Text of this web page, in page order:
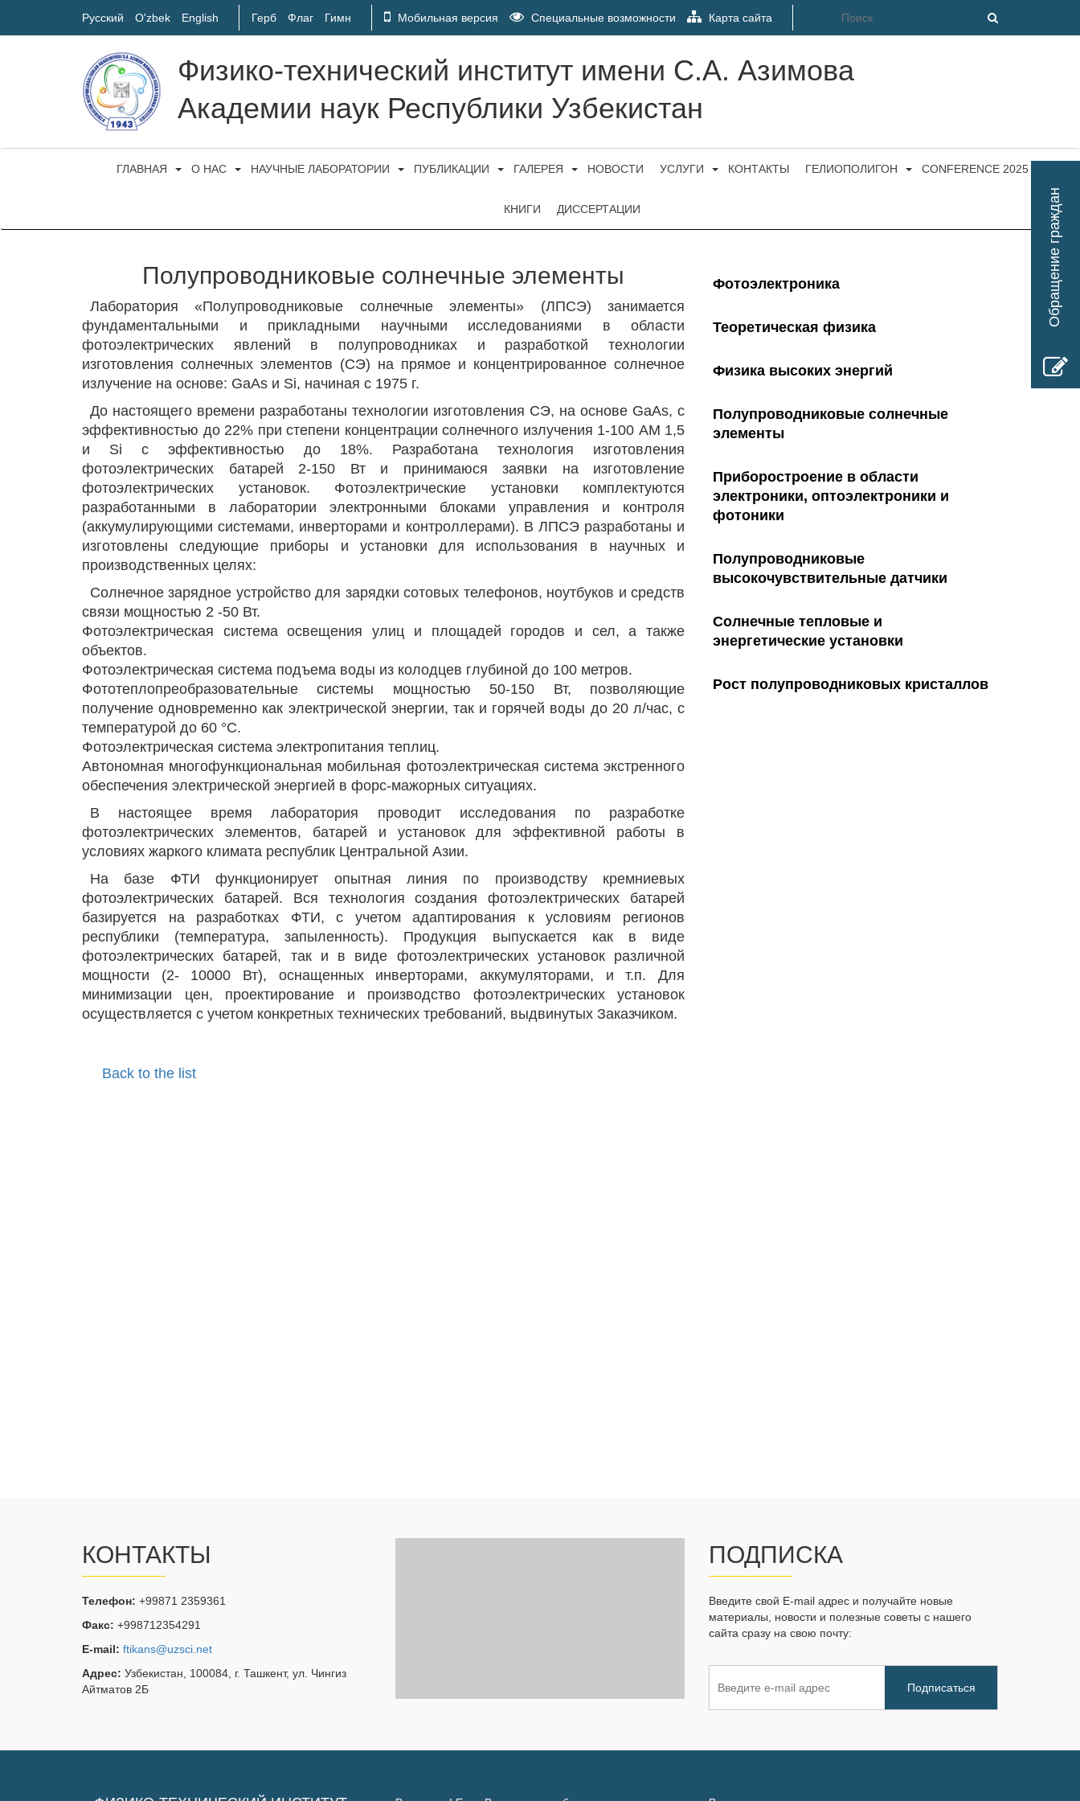
Обращение граждан
Русский O'zbek English Герб Флаг Гимн Мобильная версия Специальные возможности Карта сайта
Физико-технический институт имени С.А. Азимова
Академии наук Республики Узбекистан
ГЛАВНАЯ О НАС НАУЧНЫЕ ЛАБОРАТОРИИ ПУБЛИКАЦИИ ГАЛЕРЕЯ НОВОСТИ УСЛУГИ КОНТАКТЫ ГЕЛИОПОЛИГОН CONFERENCE 2025
КНИГИ ДИССЕРТАЦИИ
Полупроводниковые солнечные элементы
Лаборатория «Полупроводниковые солнечные элементы» (ЛПСЭ) занимается
фундаментальными и прикладными научными исследованиями в области
фотоэлектрических явлений в полупроводниках и разработкой технологии
изготовления солнечных элементов (СЭ) на прямое и концентрированное солнечное
излучение на основе: GaAs и Si, начиная с 1975 г.
До настоящего времени разработаны технологии изготовления СЭ, на основе GaAs, с
эффективностью до 22% при степени концентрации солнечного излучения 1-100 АМ 1,5
и Si с эффективностью до 18%. Разработана технология изготовления
фотоэлектрических батарей 2-150 Вт и принимаюся заявки на изготовление
фотоэлектрических установок. Фотоэлектрические установки комплектуются
разработанными в лаборатории электронными блоками управления и контроля
(аккумулирующими системами, инверторами и контроллерами). В ЛПСЭ разработаны и
изготовлены следующие приборы и установки для использования в научных и
производственных целях:
Солнечное зарядное устройство для зарядки сотовых телефонов, ноутбуков и средств
связи мощностью 2 -50 Вт.
Фотоэлектрическая система освещения улиц и площадей городов и сел, а также
объектов.
Фотоэлектрическая система подъема воды из колодцев глубиной до 100 метров.
Фототеплопреобразовательные системы мощностью 50-150 Вт, позволяющие
получение одновременно как электрической энергии, так и горячей воды до 20 л/час, с
температурой до 60 °С.
Фотоэлектрическая система электропитания теплиц.
Автономная многофункциональная мобильная фотоэлектрическая система экстренного
обеспечения электрической энергией в форс-мажорных ситуациях.
В настоящее время лаборатория проводит исследования по разработке
фотоэлектрических элементов, батарей и установок для эффективной работы в
условиях жаркого климата республик Центральной Азии.
На базе ФТИ функционирует опытная линия по производству кремниевых
фотоэлектрических батарей. Вся технология создания фотоэлектрических батарей
базируется на разработках ФТИ, с учетом адаптирования к условиям регионов
республики (температура, запыленность). Продукция выпускается как в виде
фотоэлектрических батарей, так и в виде фотоэлектрических установок различной
мощности (2- 10000 Вт), оснащенных инверторами, аккумуляторами, и т.п. Для
минимизации цен, проектирование и производство фотоэлектрических установок
осуществляется с учетом конкретных технических требований, выдвинутых Заказчиком.
Back to the list
Фотоэлектроника
Теоретическая физика
Физика высоких энергий
Полупроводниковые солнечные
элементы
Приборостроение в области
электроники, оптоэлектроники и
фотоники
Полупроводниковые
высокочувствительные датчики
Солнечные тепловые и
энергетические установки
Рост полупроводниковых кристаллов
КОНТАКТЫ
Телефон: +99871 2359361
Факс: +998712354291
E-mail: ftikans@uzsci.net
Адрес: Узбекистан, 100084, г. Ташкент, ул. Чингиз
Айтматов 2Б
ПОДПИСКА
Введите свой E-mail адрес и получайте новые
материалы, новости и полезные советы с нашего
сайта сразу на свою почту: